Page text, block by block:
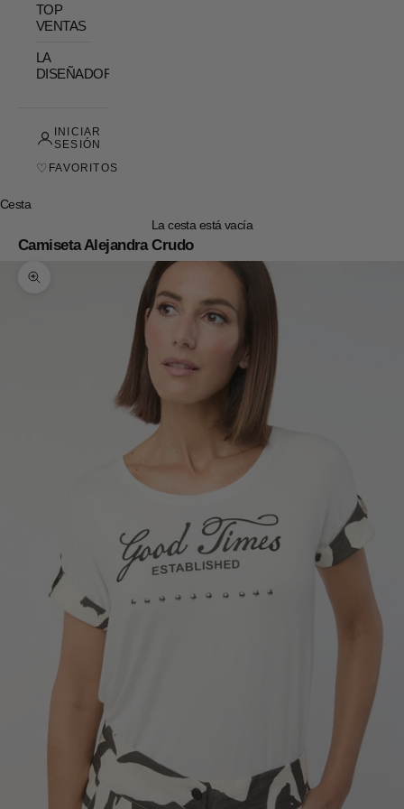
TOP
VENTAS
LA
DISEÑADORA
INICIAR
SESIÓN
♡ FAVORITOS
Cesta
La cesta está vacía
Camiseta Alejandra Crudo
Zoom